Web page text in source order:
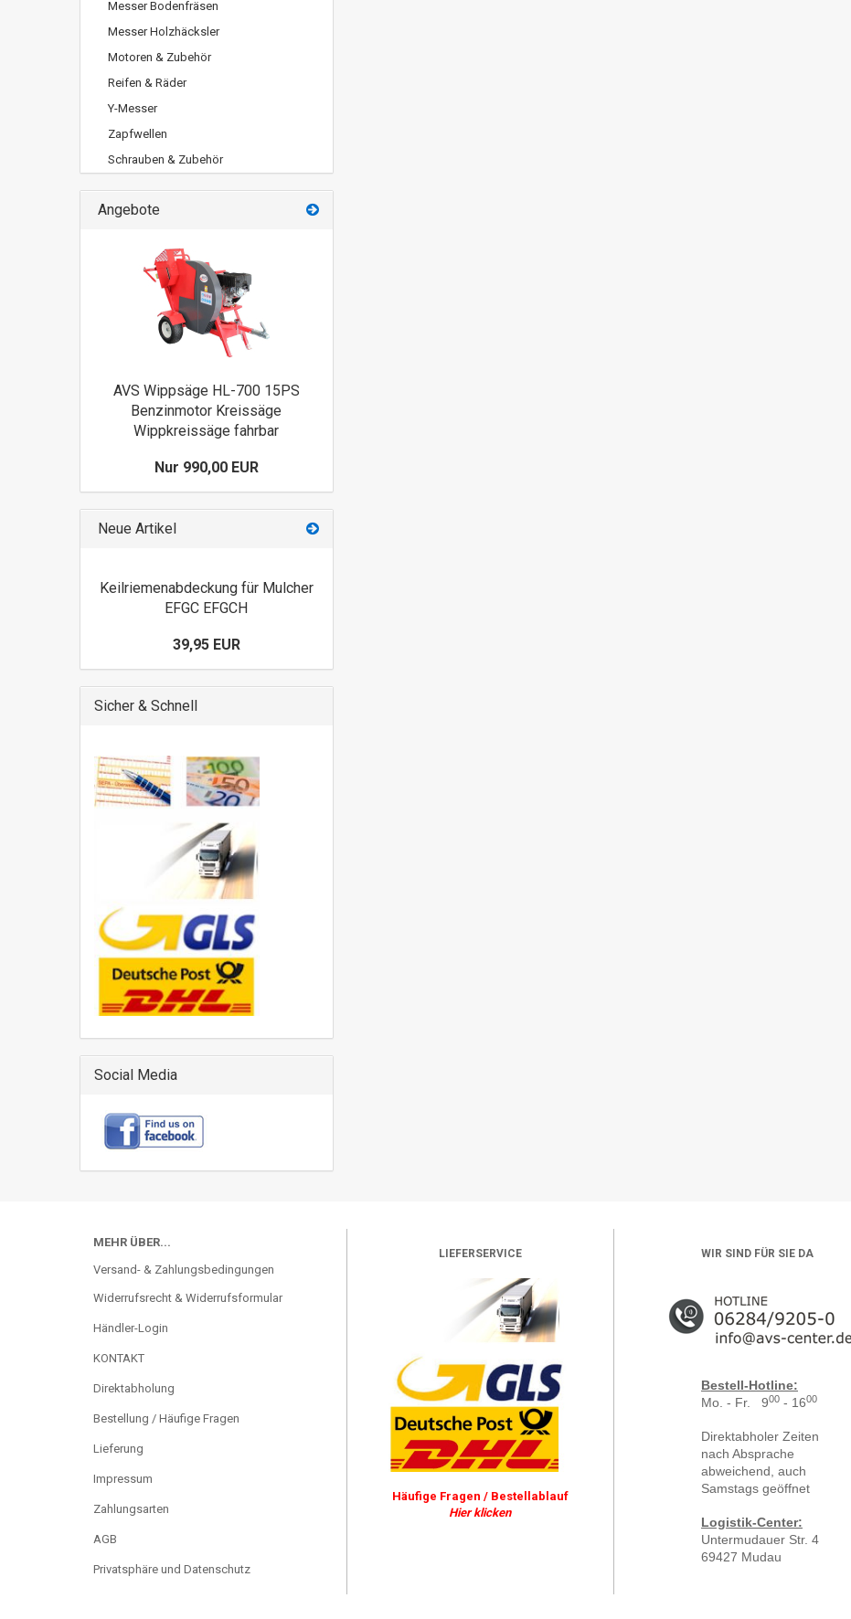
Messer Bodenfräsen
Messer Holzhäcksler
Motoren & Zubehör
Reifen & Räder
Y-Messer
Zapfwellen
Schrauben & Zubehör
Angebote
AVS Wippsäge HL-700 15PS
Benzinmotor Kreissäge
Wippkreissäge fahrbar
Nur 990,00 EUR
Neue Artikel
Keilriemenabdeckung für Mulcher
EFGC EFGCH
39,95 EUR
Sicher & Schnell
Social Media
MEHR ÜBER...
Versand- & Zahlungsbedingungen
Widerrufsrecht & Widerrufsformular
Händler-Login
KONTAKT
Direktabholung
Bestellung / Häufige Fragen
Lieferung
Impressum
Zahlungsarten
AGB
Privatsphäre und Datenschutz
LIEFERSERVICE
Häufige Fragen / Bestellablauf
Hier klicken
WIR SIND FÜR SIE DA
Bestell-Hotline:
Mo. - Fr. 900 - 1600
Direktabholer Zeiten
nach Absprache
abweichend, auch
Samstags geöffnet
Logistik-Center:
Untermudauer Str. 4
69427 Mudau